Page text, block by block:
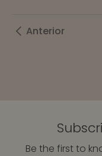
Anterior
Be the first to